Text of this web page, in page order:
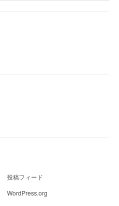
投稿フィード
WordPress.org